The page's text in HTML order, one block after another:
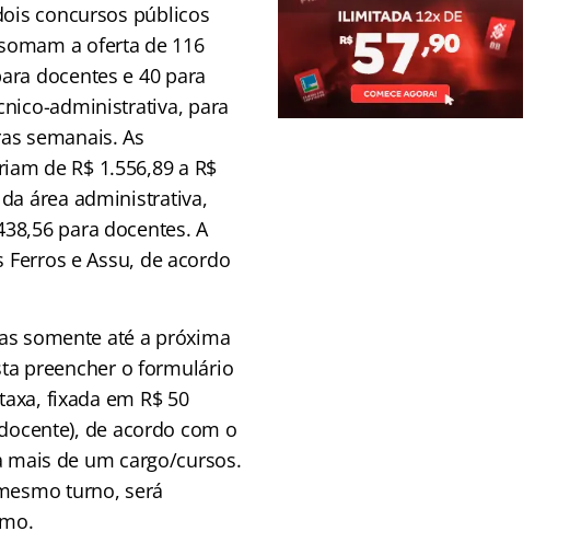
concursos públicos
a oferta de 116
docentes e 40 para
administrativa, para
semanais. As
de R$ 1.556,89 a R$
área administrativa,
para docentes. A
e Assu, de acordo
somente até a próxima
preencher o formulário
fixada em R$ 50
de acordo com o
mais de um cargo/cursos.
turno, será